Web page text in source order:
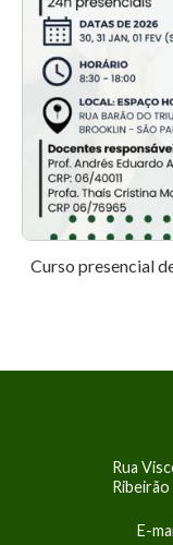
Curso presencial
Rua
E-